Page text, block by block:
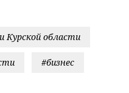
Курской области
#бизнес